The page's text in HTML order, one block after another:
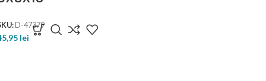
D-47379
lei